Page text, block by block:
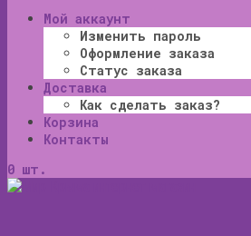
Мой аккаунт
Изменить пароль
Оформление заказа
Статус заказа
Доставка
Как сделать заказ?
Корзина
Контакты
0 шт.